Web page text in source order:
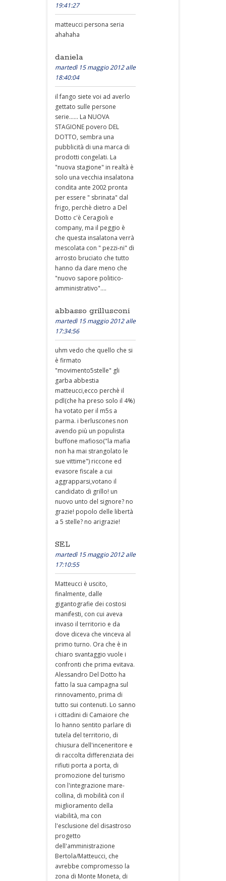
19:41:27
matteucci persona seria
ahahaha
daniela
martedì 15 maggio 2012 alle
18:40:04
il fango siete voi ad averlo
gettato sulle persone
serie...... La NUOVA
STAGIONE povero DEL
DOTTO, sembra una
pubblicità di una marca di
prodotti congelati. La
"nuova stagione" in realtà è
solo una vecchia insalatona
condita ante 2002 pronta
per essere " sbrinata" dal
frigo, perchè dietro a Del
Dotto c'è Ceragioli e
company, ma il peggio è
che questa insalatona verrà
mescolata con " pezzi-ni" di
arrosto bruciato che tutto
hanno da dare meno che
"nuovo sapore politico-
amministrativo"....
abbasso grillusconi
martedì 15 maggio 2012 alle
17:34:56
uhm vedo che quello che si
è firmato
"movimento5stelle" gli
garba abbestia
matteucci,ecco perchè il
pdl(che ha preso solo il 4%)
ha votato per il m5s a
parma. i berluscones non
avendo più un populista
buffone mafioso("la mafia
non ha mai strangolato le
sue vittime") riccone ed
evasore fiscale a cui
aggrapparsi,votano il
candidato di grillo! un
nuovo unto del signore? no
grazie! popolo delle libertà
a 5 stelle? no arigrazie!
SEL
martedì 15 maggio 2012 alle
17:10:55
Matteucci è uscito,
finalmente, dalle
gigantografie dei costosi
manifesti, con cui aveva
invaso il territorio e da
dove diceva che vinceva al
primo turno. Ora che è in
chiaro svantaggio vuole i
confronti che prima evitava.
Alessandro Del Dotto ha
fatto la sua campagna sul
rinnovamento, prima di
tutto sui contenuti. Lo sanno
i cittadini di Camaiore che
lo hanno sentito parlare di
tutela del territorio, di
chiusura dell'inceneritore e
di raccolta differenziata dei
rifiuti porta a porta, di
promozione del turismo
con l'integrazione mare-
collina, di mobilità con il
miglioramento della
viabilità, ma con
l'esclusione del disastroso
progetto
dell'amministrazione
Bertola/Matteucci, che
avrebbe compromesso la
zona di Monte Moneta, di